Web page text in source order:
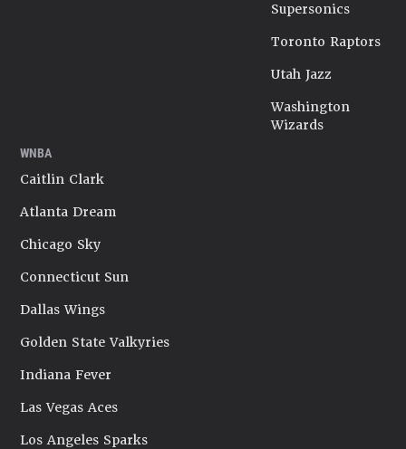
Supersonics
Toronto Raptors
Utah Jazz
Washington
Wizards
WNBA
Caitlin Clark
Atlanta Dream
Chicago Sky
Connecticut Sun
Dallas Wings
Golden State Valkyries
Indiana Fever
Las Vegas Aces
Los Angeles Sparks